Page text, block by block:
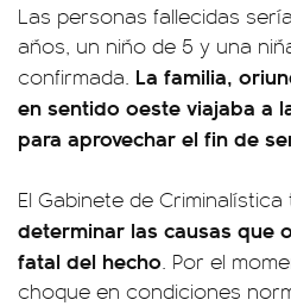
Las personas fallecidas
años, un niño de 5 y una
confirmada. La familia,
en sentido oeste viajaba a
para aprovechar el fin de
El Gabinete de
determinar las causas que
fatal del hecho. Por el
choque en condiciones